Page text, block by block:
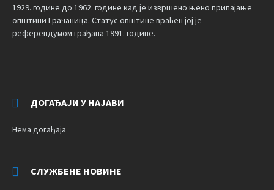
1929. године до 1962. године кад је извршено њено припајање
општини Грачаница. Статус општине враћен јој је
референдумом грађана 1991. године.
ДОГАЂАЈИ У НАЈАВИ
Нема догађаја
СЛУЖБЕНЕ НОВИНЕ